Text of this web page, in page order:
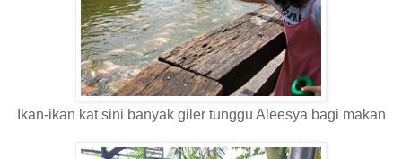
Ikan-ikan kat sini banyak giler tunggu Aleesya bagi makan